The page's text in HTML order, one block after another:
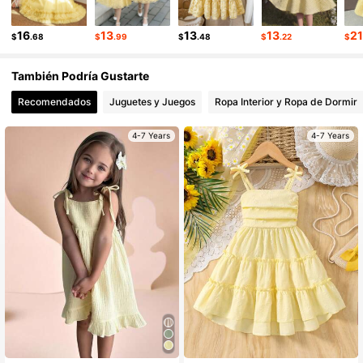
$16.68 $13.99 $13.48 $13.22 $21
También Podría Gustarte
Recomendados Juguetes y Juegos Ropa Interior y Ropa de Dormir
4-7 Years 4-7 Years